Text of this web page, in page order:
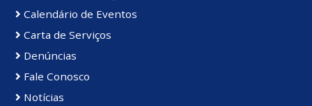
Calendário de Eventos
Carta de Serviços
Denúncias
Fale Conosco
Notícias